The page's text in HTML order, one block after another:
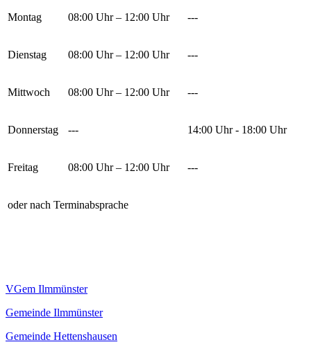
Montag 08:00 Uhr – 12:00 Uhr ---
Dienstag 08:00 Uhr – 12:00 Uhr ---
Mittwoch 08:00 Uhr – 12:00 Uhr ---
Donnerstag --- 14:00 Uhr - 18:00 Uhr
Freitag 08:00 Uhr – 12:00 Uhr ---
oder nach Terminabsprache
VGem Ilmmünster
Gemeinde Ilmmünster
Gemeinde Hettenshausen